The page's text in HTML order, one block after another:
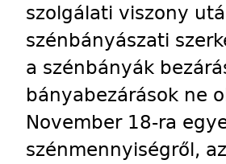
szolgálati viszony
szénbányászati
a szénbányák
bányabezárások ne
November 18-ra
szénmennyiségről,